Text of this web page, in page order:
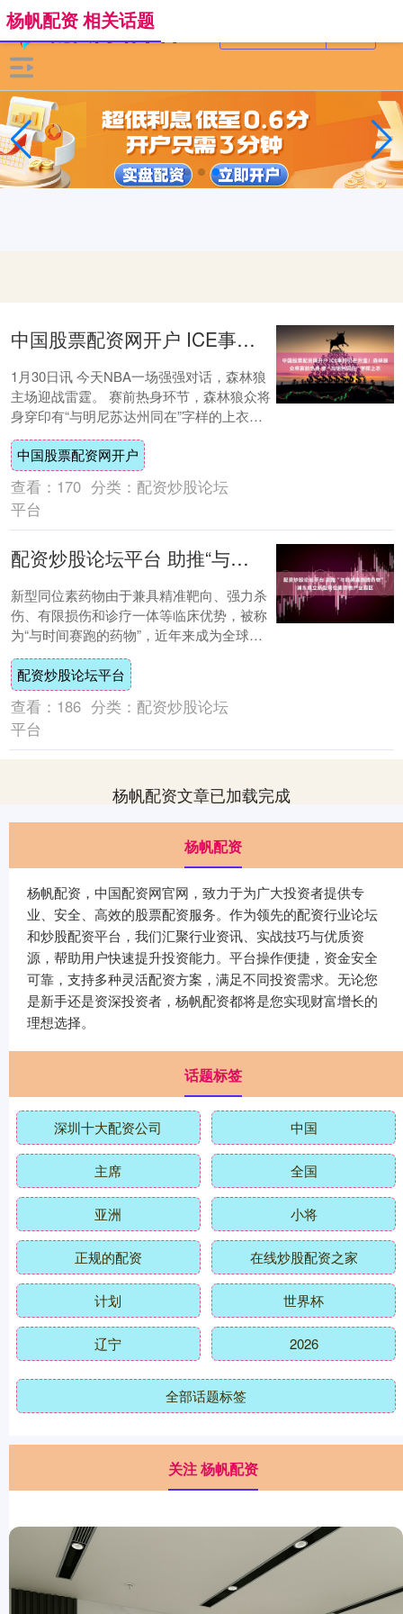
杨帆配资 相关话题
中国股票配资网开户 ICE事件仍在升温！森林狼众将赛前热身 穿“与明州同在”字样上衣
1月30日讯 今天NBA一场强强对话，森林狼
主场迎战雷霆。 赛前热身环节，森林狼众将
身穿印有“与明尼苏达州同在”字样的上衣，
为此前的枪击事件发声。 明尼苏达此前....
中国股票配资网开户
查看： 170 分类： 配资炒股论坛
平台
配资炒股论坛平台 助推“与时间赛跑的药物”，浦东成立新型同位素药物产业园区
新型同位素药物由于兼具精准靶向、强力杀
伤、有限损伤和诊疗一体等临床优势，被称
为“与时间赛跑的药物”，近年来成为全球生
物医药产业的热点赛道。为抢占战略发展机
遇，浦....
配资炒股论坛平台
查看： 186 分类： 配资炒股论坛
平台
杨帆配资文章已加载完成
杨帆配资
杨帆配资，中国配资网官网，致力于为广大投资者提供专
业、安全、高效的股票配资服务。作为领先的配资行业论坛
和炒股配资平台，我们汇聚行业资讯、实战技巧与优质资
源，帮助用户快速提升投资能力。平台操作便捷，资金安全
可靠，支持多种灵活配资方案，满足不同投资需求。无论您
是新手还是资深投资者，杨帆配资都将是您实现财富增长的
理想选择。
话题标签
深圳十大配资公司 中国
主席 全国
亚洲 小将
正规的配资 在线炒股配资之家
计划 世界杯
辽宁 2026
全部话题标签
关注 杨帆配资